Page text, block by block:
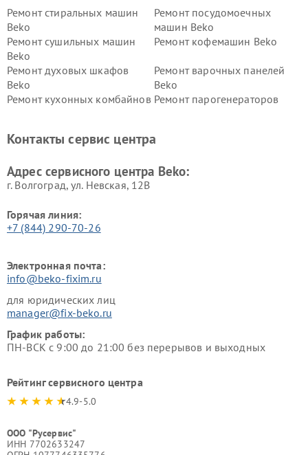
Ремонт стиральных машин
Beko
Ремонт посудомоечных
машин Beko
Ремонт сушильных машин
Beko
Ремонт кофемашин Beko
Ремонт духовых шкафов
Beko
Ремонт варочных панелей
Beko
Ремонт кухонных комбайнов Ремонт парогенераторов
Ремонт холодильников Beko Ремонт морозильных камер
Контакты сервис центра
Адрес сервисного центра Beko:
г. Волгоград, ул. Невская, 12В
Горячая линия:
+7 (844) 290-70-26
Электронная почта:
info@beko-fixim.ru
для юридических лиц
manager@fix-beko.ru
График работы:
ПН-ВСК с 9:00 до 21:00 без перерывов и выходных
Рейтинг сервисного центра
4.9-5.0
ООО "Русервис"
ИНН 7702633247